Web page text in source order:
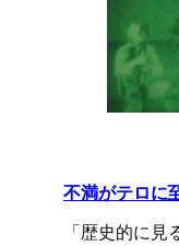
不満がテロに
「歴史的に